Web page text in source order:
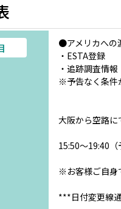
●アメリカへの
・ESTA登録
・追跡調査情
※予告なく条件
大阪から空路に
15:50～19:40
※お客様ご自身
***日付変更線